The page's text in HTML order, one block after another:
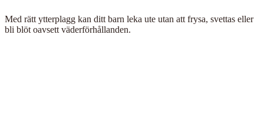
Med rätt ytterplagg kan ditt barn leka ute utan att frysa, svettas eller
bli blöt oavsett väderförhållanden.